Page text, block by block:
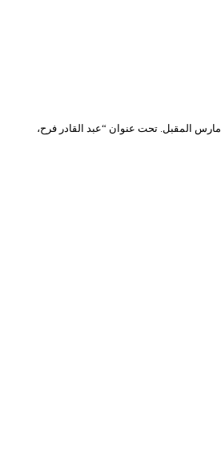
يستعد المسرح الوطني الجزائري محي الدين بشطارزي لتنظيم أيام فكرية تحتفي برائد السينوغرافيا المعاصرة الفنان الجزائري الكبير عبد القادر فراح (1926-2005) وهذا خلال الفترة الممتدة ما بين 13-15 مارس المقبل. تحت عنوان “عبد القادر فرح،